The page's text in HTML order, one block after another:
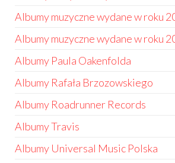
Albumy muzyczne wydane w roku
Albumy muzyczne wydane w roku
Albumy Paula Oakenfolda
Albumy Rafała Brzozowskiego
Albumy Roadrunner Records
Albumy Travis
Albumy Universal Music Polska